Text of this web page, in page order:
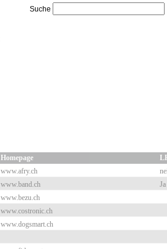
Suche
Homepage
www.afry.ch
www.band.ch Ja
www.bezu.ch
www.costronic.ch
www.dogsmart.ch